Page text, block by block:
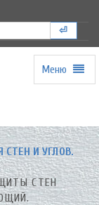
⏎
Меню
И УГЛОВ.
СТЕН